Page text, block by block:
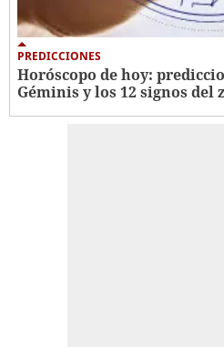
PREDICCIONES
Horóscopo de hoy:
Géminis y los 12 signos del